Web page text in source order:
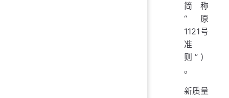
简称
“原
1121号
准
则”）
。
新质量